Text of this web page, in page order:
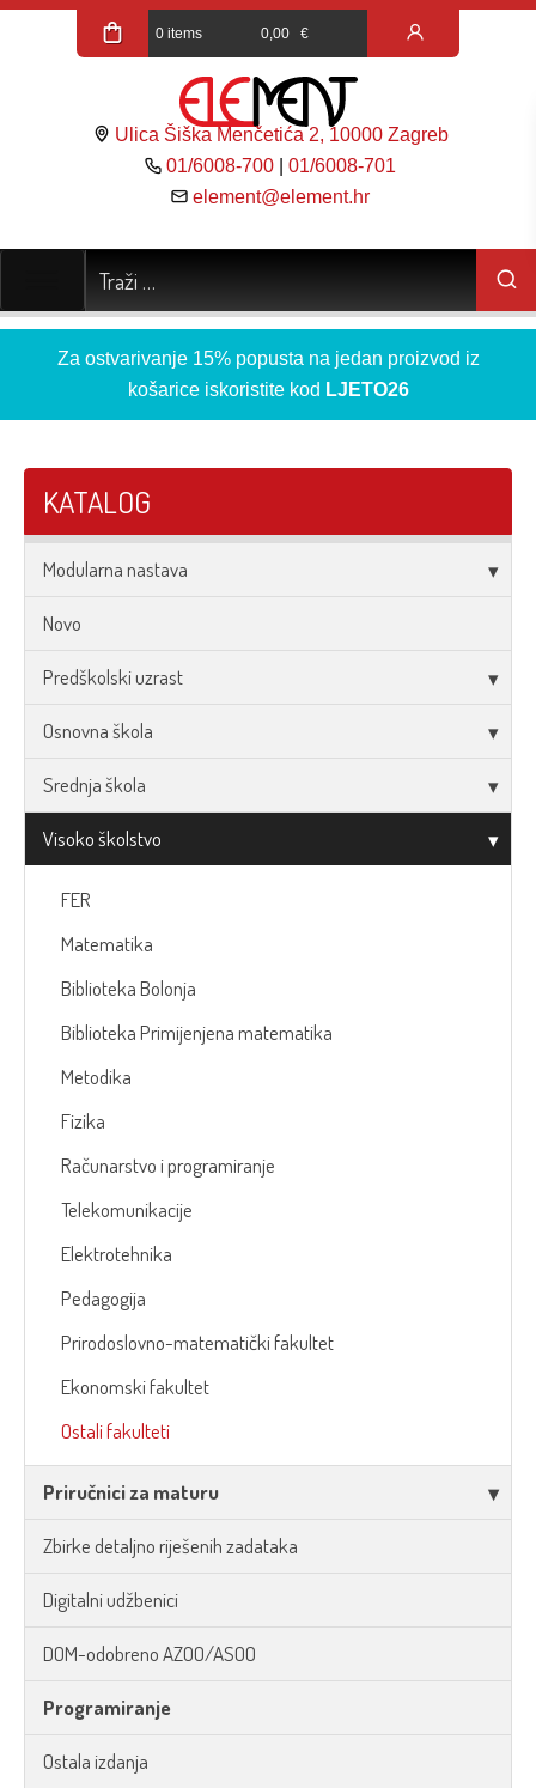
0 items 0,00 €
Ulica Šiška Menčetića 2, 10000 Zagreb
01/6008-700 |01/6008-701
element@element.hr
Za ostvarivanje 15% popusta na jedan proizvod iz
košarice iskoristite kod LJETO26
KATALOG
Modularna nastava
Novo
Predškolski uzrast
Osnovna škola
Srednja škola
Visoko školstvo
FER
Matematika
Biblioteka Bolonja
Biblioteka Primijenjena matematika
Metodika
Fizika
Računarstvo i programiranje
Telekomunikacije
Elektrotehnika
Pedagogija
Prirodoslovno-matematički fakultet
Ekonomski fakultet
Ostali fakulteti
Priručnici za maturu
Zbirke detaljno riješenih zadataka
Digitalni udžbenici
DOM-odobreno AZOO/ASOO
Programiranje
Ostala izdanja